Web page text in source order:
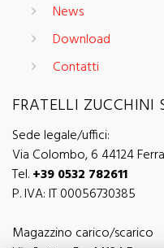
News
Download
Contatti
FRATELLI ZUCCHINI
Sede legale/uffici:
Via Colombo, 6 44124
Tel.+39 0532 782611
P. IVA: IT 00056730385
Magazzino carico/scarico